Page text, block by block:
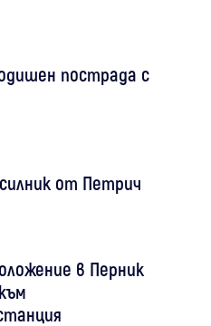
пострада с
от Петрич
в Перник